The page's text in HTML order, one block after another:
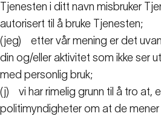
Tjenesten i ditt navn misbruker
autorisert til å bruke Tjenesten;
(jeg)
etter vår mening er det
din og/eller aktivitet som ikke ser
med personlig bruk;
(j)
vi har rimelig grunn til å tro at,
politimyndigheter om at de mener